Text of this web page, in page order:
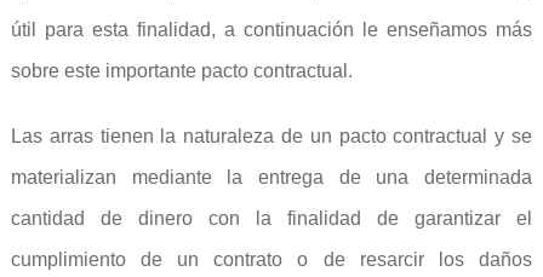
útil para esta finalidad, a continuación le enseñamos más
sobre este importante pacto contractual.
Las arras tienen la naturaleza de un pacto contractual y se
materializan mediante la entrega de una determinada
cantidad de dinero con la finalidad de garantizar el
cumplimiento de un contrato o de resarcir los daños